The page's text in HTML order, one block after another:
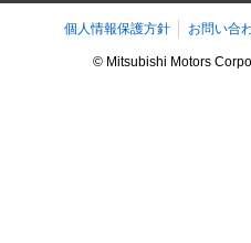
個人情報保護方針 お問い合
© Mitsubishi Motors